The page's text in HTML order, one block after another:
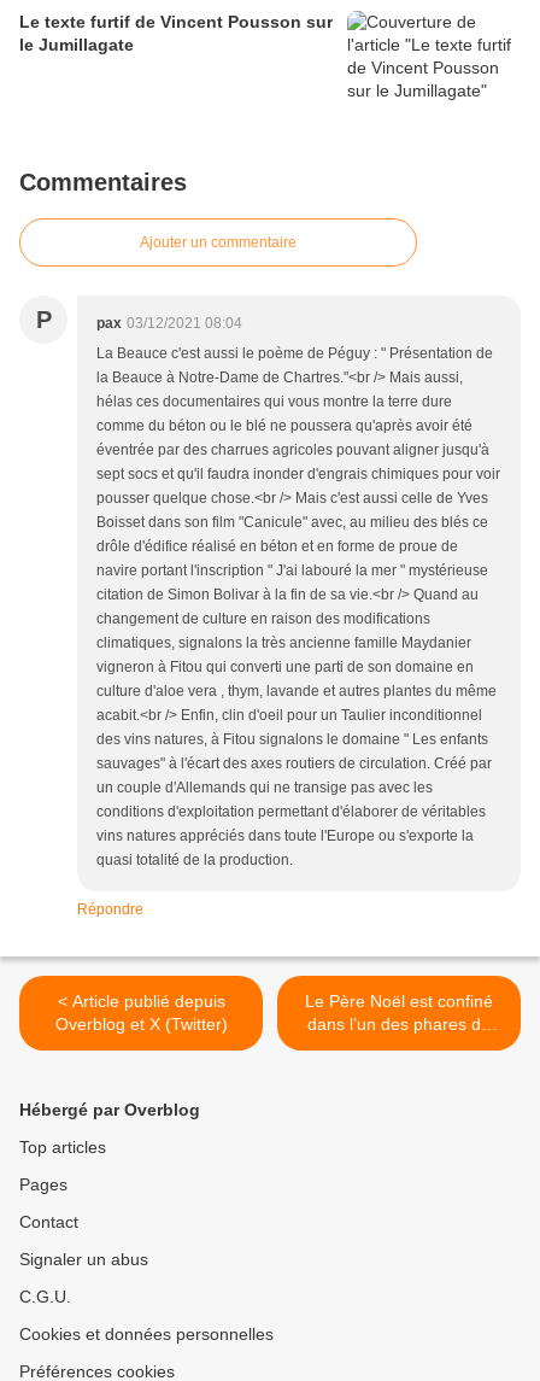
Le texte furtif de Vincent Pousson sur
le Jumillagate
Commentaires
Ajouter un commentaire
P pax 03/12/2021 08:04
La Beauce c'est aussi le poème de Péguy : " Présentation de
la Beauce à Notre-Dame de Chartres."<br /> Mais aussi,
hélas ces documentaires qui vous montre la terre dure
comme du béton ou le blé ne poussera qu'après avoir été
éventrée par des charrues agricoles pouvant aligner jusqu'à
sept socs et qu'il faudra inonder d'engrais chimiques pour voir
pousser quelque chose.<br /> Mais c'est aussi celle de Yves
Boisset dans son film "Canicule" avec, au milieu des blés ce
drôle d'édifice réalisé en béton et en forme de proue de
navire portant l'inscription " J'ai labouré la mer " mystérieuse
citation de Simon Bolivar à la fin de sa vie.<br /> Quand au
changement de culture en raison des modifications
climatiques, signalons la très ancienne famille Maydanier
vigneron à Fitou qui converti une parti de son domaine en
culture d'aloe vera , thym, lavande et autres plantes du même
acabit.<br /> Enfin, clin d'oeil pour un Taulier inconditionnel
des vins natures, à Fitou signalons le domaine " Les enfants
sauvages" à l'écart des axes routiers de circulation. Créé par
un couple d'Allemands qui ne transige pas avec les
conditions d'exploitation permettant d'élaborer de véritables
vins natures appréciés dans toute l'Europe ou s'exporte la
quasi totalité de la production.
Répondre
< Article publié depuis
Overblog et X (Twitter)
Le Père Noël est confiné
dans l’un des phares du
bout du monde José Luis
Hébergé par Overblog
Top articles
Pages
Contact
Signaler un abus
C.G.U.
Cookies et données personnelles
Préférences cookies